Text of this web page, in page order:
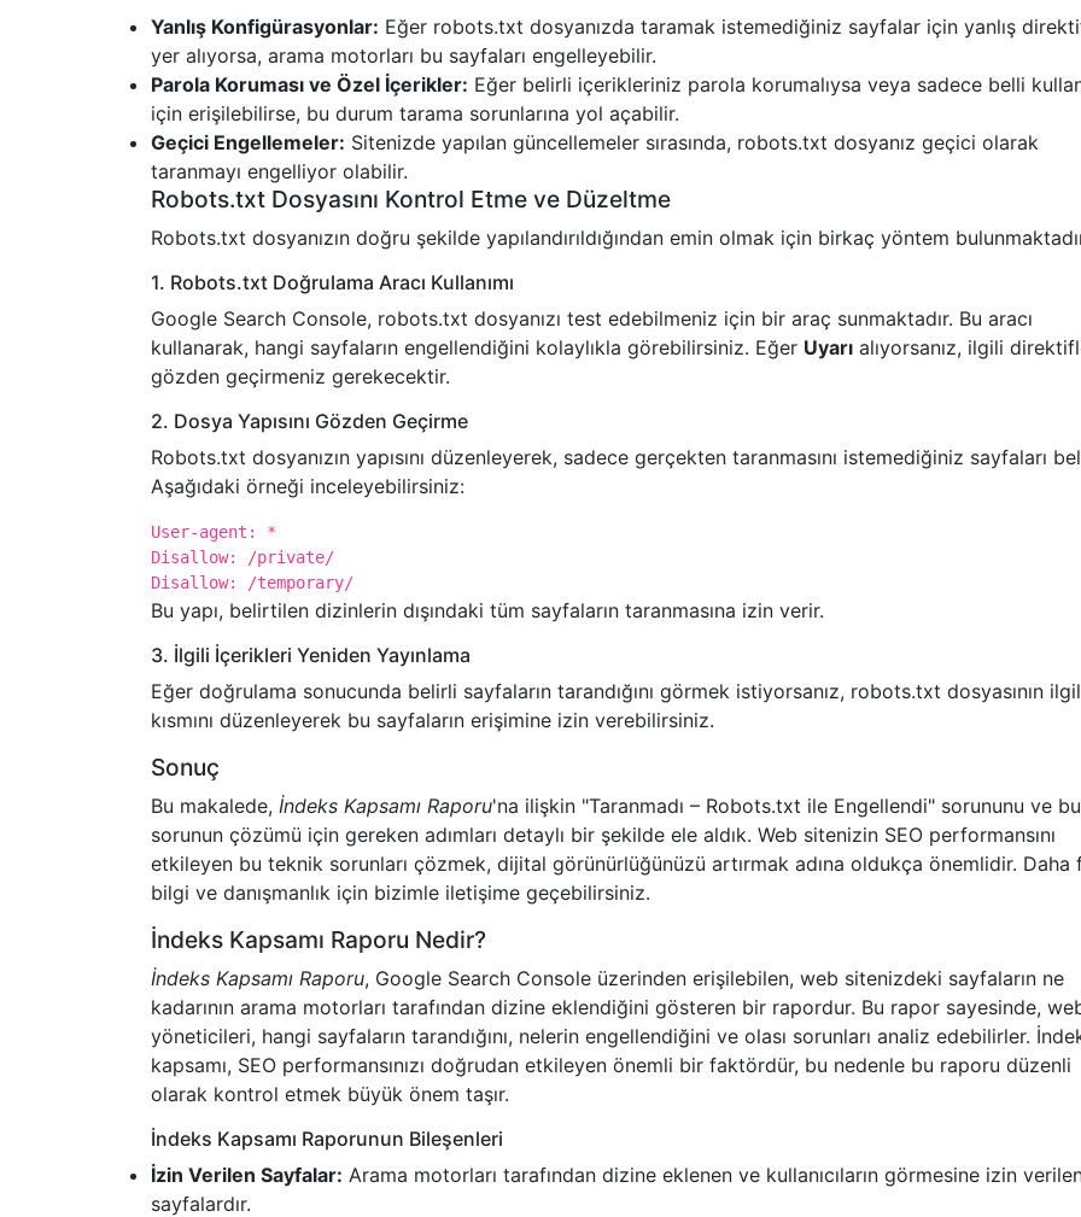
Yanlış Konfigürasyonlar: Eğer robots.txt dosyanızda taramak istemediğiniz sayfalar için yanlış
yer alıyorsa, arama motorları bu sayfaları engelleyebilir.
Parola Koruması ve Özel İçerikler: Eğer belirli içerikleriniz parola korumalıysa veya sadece belli
için erişilebilirse, bu durum tarama sorunlarına yol açabilir.
Geçici Engellemeler: Sitenizde yapılan güncellemeler sırasında, robots.txt dosyanız geçici olarak
taranmayı engelliyor olabilir.
Robots.txt Dosyasını Kontrol Etme ve Düzeltme
Robots.txt dosyanızın doğru şekilde yapılandırıldığından emin olmak için birkaç yöntem
1. Robots.txt Doğrulama Aracı Kullanımı
Google Search Console, robots.txt dosyanızı test edebilmeniz için bir araç sunmaktadır. Bu aracı
kullanarak, hangi sayfaların engellendiğini kolaylıkla görebilirsiniz. Eğer Uyarı alıyorsanız, ilgili
gözden geçirmeniz gerekecektir.
2. Dosya Yapısını Gözden Geçirme
Robots.txt dosyanızın yapısını düzenleyerek, sadece gerçekten taranmasını istemediğiniz sayfaları
Aşağıdaki örneği inceleyebilirsiniz:
User-agent: *
Disallow: /private/
Disallow: /temporary/
Bu yapı, belirtilen dizinlerin dışındaki tüm sayfaların taranmasına izin verir.
3. İlgili İçerikleri Yeniden Yayınlama
Eğer doğrulama sonucunda belirli sayfaların tarandığını görmek istiyorsanız, robots.txt dosyasının
kısmını düzenleyerek bu sayfaların erişimine izin verebilirsiniz.
Sonuç
Bu makalede, İndeks Kapsamı Raporu'na ilişkin "Taranmadı – Robots.txt ile Engellendi" sorununu ve bu
sorunun çözümü için gereken adımları detaylı bir şekilde ele aldık. Web sitenizin SEO performansını
etkileyen bu teknik sorunları çözmek, dijital görünürlüğünüzü artırmak adına oldukça önemlidir. Daha
bilgi ve danışmanlık için bizimle iletişime geçebilirsiniz.
İndeks Kapsamı Raporu Nedir?
İndeks Kapsamı Raporu, Google Search Console üzerinden erişilebilen, web sitenizdeki sayfaların ne
kadarının arama motorları tarafından dizine eklendiğini gösteren bir rapordur. Bu rapor sayesinde,
yöneticileri, hangi sayfaların tarandığını, nelerin engellendiğini ve olası sorunları analiz edebilirler.
kapsamı, SEO performansınızı doğrudan etkileyen önemli bir faktördür, bu nedenle bu raporu düzenli
olarak kontrol etmek büyük önem taşır.
İndeks Kapsamı Raporunun Bileşenleri
İzin Verilen Sayfalar: Arama motorları tarafından dizine eklenen ve kullanıcıların görmesine izin
sayfalardır.